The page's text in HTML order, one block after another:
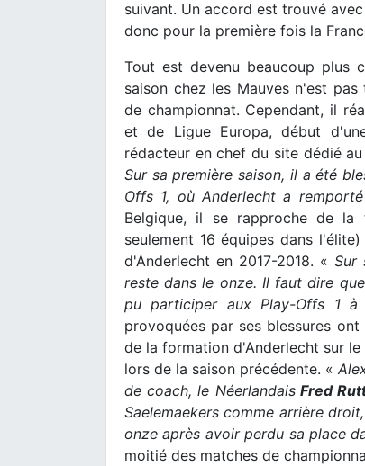
suivant. Un accord est trouvé
donc pour la première fois la
Tout est devenu beaucoup plus
saison chez les Mauves n'est
de championnat. Cependant, il
et de Ligue Europa, début
rédacteur en chef du site dédié
Sur sa première saison, il a été
Offs 1, où Anderlecht a
Belgique, il se rapproche de
seulement 16 équipes dans
d'Anderlecht en 2017-2018. « Sur
reste dans le onze. Il faut dire
pu participer aux Play-Offs 1 à
provoquées par ses blessures
de la formation d'Anderlecht sur
lors de la saison précédente. «
de coach, le NéerlandaisFred
Saelemaekers comme arrière
onze après avoir perdu sa place
moitié des matches de